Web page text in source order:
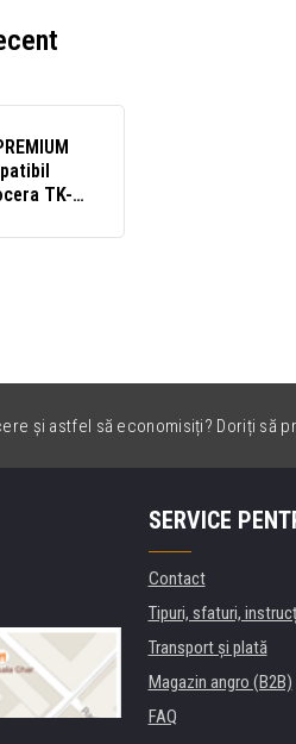
TK-
și astfel să economisiți? Doriți să
SERVICE
Contact
Tipuri, sfaturi,
Transport şi plată
Magazin angro (B2B)
FAQ